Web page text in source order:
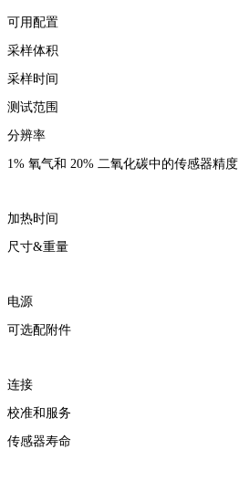
可用配置
采样体积
采样时间
测试范围
分辨率
1% 氧气和 20% 二氧化碳中的传感器精度
加热时间
尺寸&重量
电源
可选配附件
连接
校准和服务
传感器寿命